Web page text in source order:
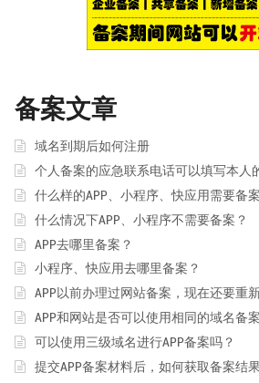
备案文章
域名到期后如何注册
个人备案的应急联系电话可以填写本人
什么样的APP、小程序、快应用需要备
什么情况下APP、小程序不需要备案？
APP去哪里备案？
小程序、快应用去哪里备案？
APP以前办理过网站备案，现在还要重
APP和网站是否可以使用相同的域名备
可以使用三级域名进行APP备案吗？
提交APP备案材料后，如何获取备案结